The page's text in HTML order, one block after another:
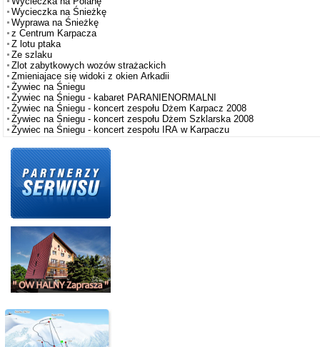
Wycieczka na Śnieżkę
Wyprawa na Śnieżkę
z Centrum Karpacza
Z lotu ptaka
Ze szlaku
Zlot zabytkowych wozów strażackich
Zmieniajace się widoki z okien Arkadii
Żywiec na Śniegu
Żywiec na Śniegu - kabaret PARANIENORMALNI
Żywiec na Śniegu - koncert zespołu Dżem Karpacz 2008
Żywiec na Śniegu - koncert zespołu Dżem Szklarska 2008
Żywiec na Śniegu - koncert zespołu IRA w Karpaczu